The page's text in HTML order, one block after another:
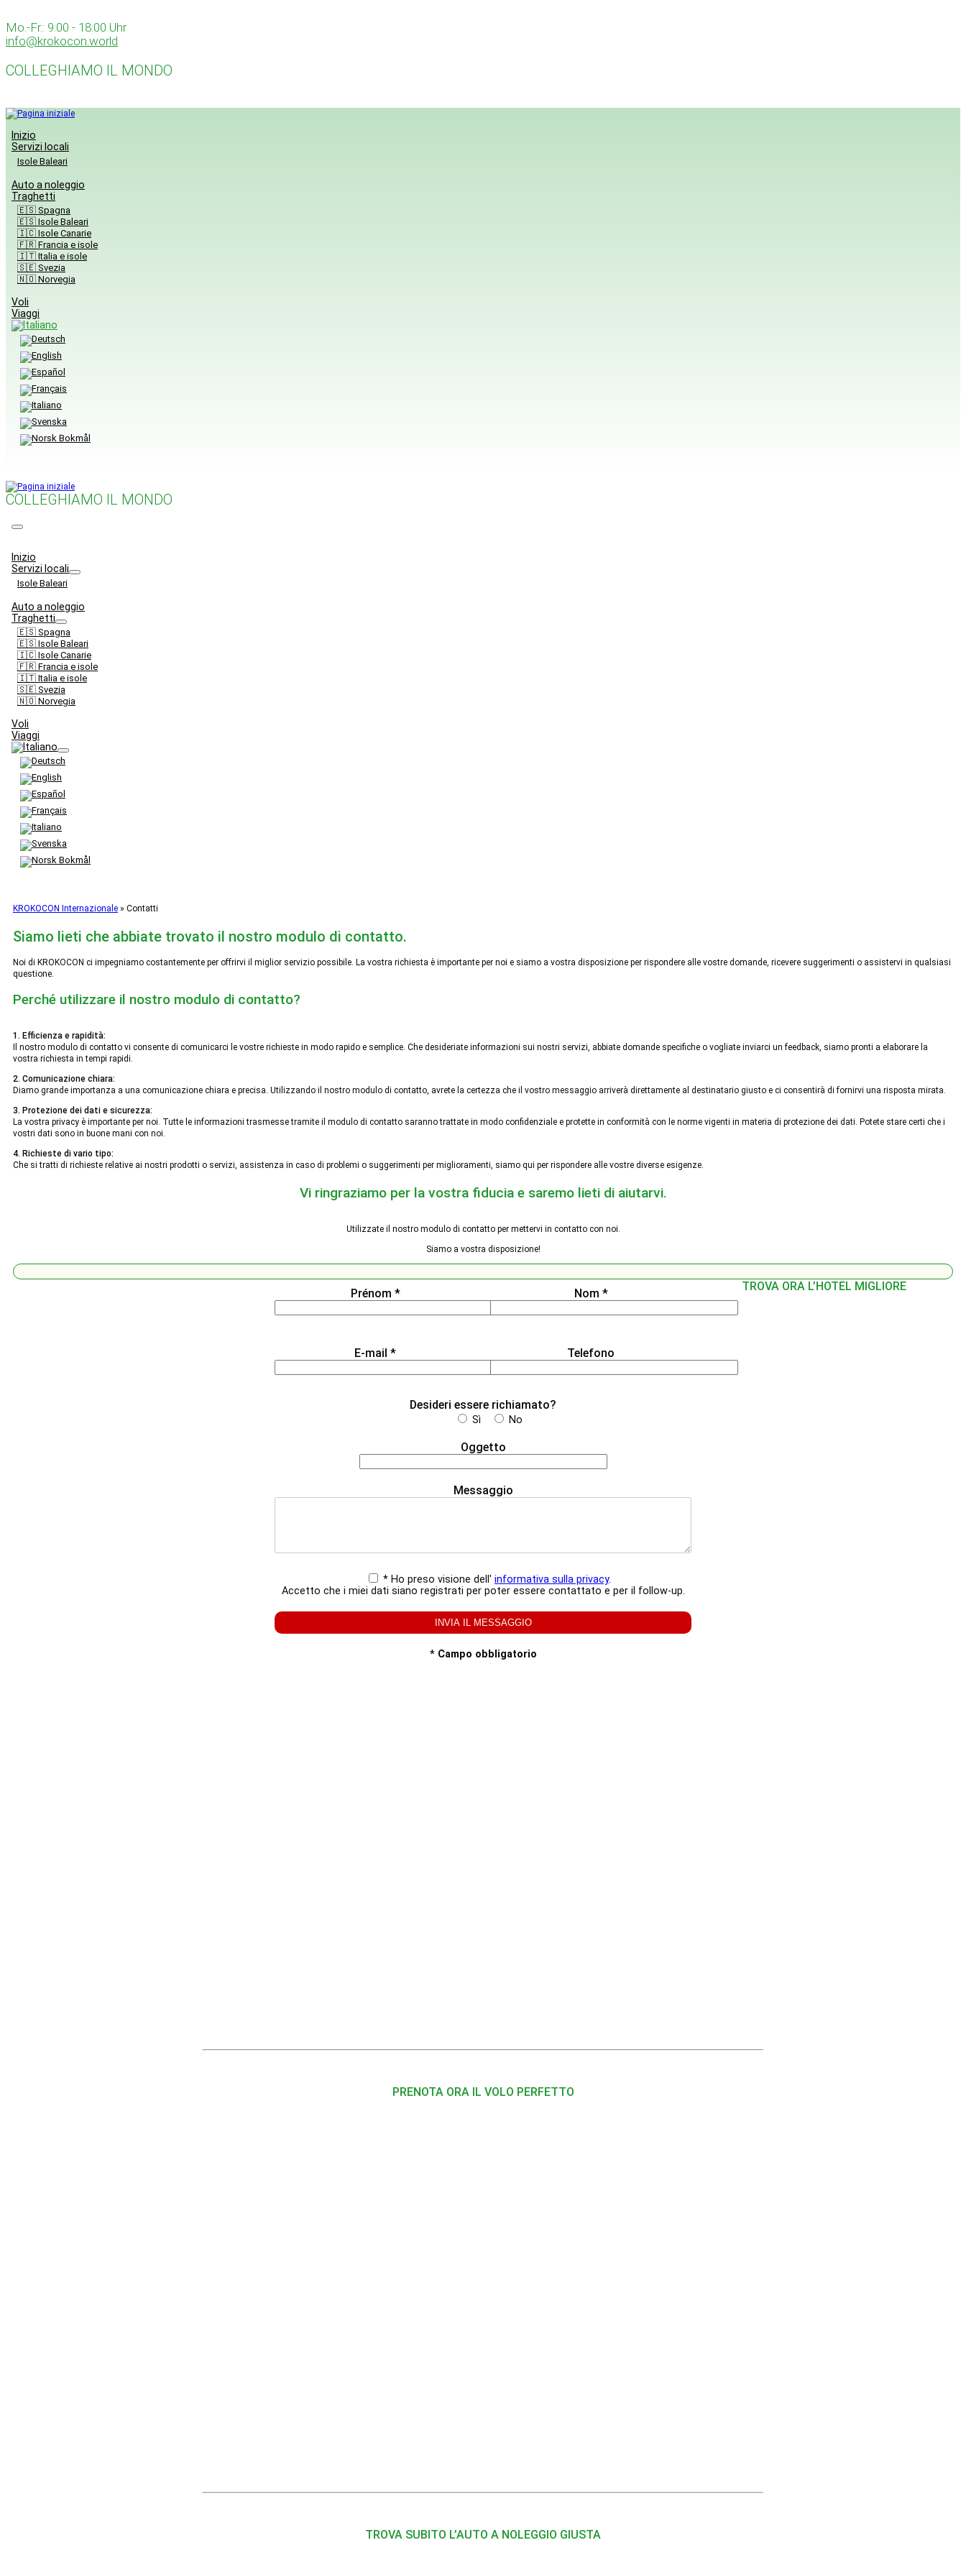
to
content
Mo.-Fr.: 9:00 - 18:00 Uhr
info@krokocon.world
COLLEGHIAMO IL MONDO
Inizio
Servizi locali
Isole Baleari
Auto a noleggio
Traghetti
🇪🇸 Spagna
🇪🇸 Isole Baleari
🇮🇨 Isole Canarie
🇫🇷 Francia e isole
🇮🇹 Italia e isole
🇸🇪 Svezia
🇳🇴 Norvegia
Voli
Viaggi
COLLEGHIAMO IL MONDO
Menu
Inizio
Servizi locali
Isole Baleari
Auto a noleggio
Traghetti
🇪🇸 Spagna
🇪🇸 Isole Baleari
🇮🇨 Isole Canarie
🇫🇷 Francia e isole
🇮🇹 Italia e isole
🇸🇪 Svezia
🇳🇴 Norvegia
Voli
Viaggi
KROKOCON Internazionale » Contatti
Siamo lieti che abbiate trovato il nostro modulo di contatto.
Noi di KROKOCON ci impegniamo costantemente per offrirvi il miglior servizio possibile. La vostra richiesta è importante per noi e siamo a vostra disposizione per rispondere alle vostre domande, ricevere suggerimenti o assistervi in qualsiasi
questione.
Perché utilizzare il nostro modulo di contatto?
1. Efficienza e rapidità:
Il nostro modulo di contatto vi consente di comunicarci le vostre richieste in modo rapido e semplice. Che desideriate informazioni sui nostri servizi, abbiate domande specifiche o vogliate inviarci un feedback, siamo pronti a elaborare la
vostra richiesta in tempi rapidi.
2. Comunicazione chiara:
Diamo grande importanza a una comunicazione chiara e precisa. Utilizzando il nostro modulo di contatto, avrete la certezza che il vostro messaggio arriverà direttamente al destinatario giusto e ci consentirà di fornirvi una risposta mirata.
3. Protezione dei dati e sicurezza:
La vostra privacy è importante per noi. Tutte le informazioni trasmesse tramite il modulo di contatto saranno trattate in modo confidenziale e protette in conformità con le norme vigenti in materia di protezione dei dati. Potete stare certi che i
vostri dati sono in buone mani con noi.
4. Richieste di vario tipo:
Che si tratti di richieste relative ai nostri prodotti o servizi, assistenza in caso di problemi o suggerimenti per miglioramenti, siamo qui per rispondere alle vostre diverse esigenze.
Vi ringraziamo per la vostra fiducia e saremo lieti di aiutarvi.
Utilizzate il nostro modulo di contatto per mettervi in contatto con noi.
Siamo a vostra disposizione!
Prénom * Nom *
E-mail * Telefono
Desideri essere richiamato?
Sì No
Oggetto
Messaggio
* Ho preso visione dell' informativa sulla privacy.
Accetto che i miei dati siano registrati per poter essere contattato e per il follow-up.
* Campo obbligatorio
TROVA ORA L’HOTEL MIGLIORE
PRENOTA ORA IL VOLO PERFETTO
TROVA SUBITO L’AUTO A NOLEGGIO GIUSTA